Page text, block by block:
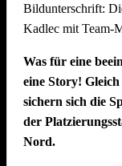
kämpften sie sich
hervorragenden
gesamten Verein!
vereinsinterne
Gruppenphase
entscheiden.
Die Seegurken
Bildunterschrift:
Kadlec mit Team-
Was für eine
eine Story!
sichern sich die
der
Nord.